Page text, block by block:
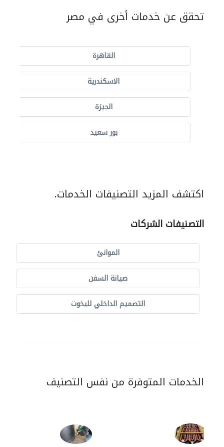
تحقق عن خدمات أخرى في مصر
القاهرة
الاسكندرية
الجيزة
بور سعيد
اكتشف المزيد التصنيفات الخدمات.
التصنيفات الشركات
الموانئ
صيانة السفن
التصميم الداخلي لليخوت
الخدمات المتوفرة من نفس التصنيف